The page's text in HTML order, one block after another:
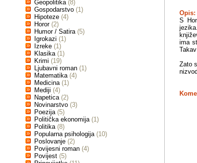
Geopolitika (8)
Gospodarstvo (1)
Hipoteze (4)
Horor (2)
Humor / Satira (5)
Igrokazi (1)
Izreke (1)
Klasika (1)
Krimi (19)
Ljubavni roman (1)
Matematika (4)
Medicina (1)
Mediji (4)
Napetica (2)
Novinarstvo (3)
Poezija (5)
Politička ekonomija (1)
Politika (8)
Popularna psihologija (10)
Poslovanje (2)
Povijesni roman (4)
Povijest (5)
Opis:
S
ima
Zato